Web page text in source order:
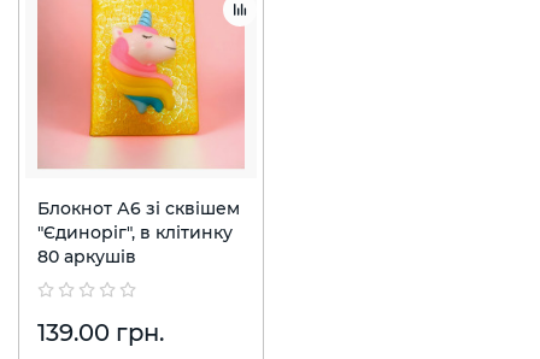
Блокнот А6 зі сквішем
"Єдиноріг", в клітинку
80 аркушів
139.00 грн.